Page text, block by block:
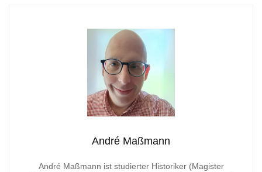
André Maßmann
André Maßmann ist studierter Historiker (Magister